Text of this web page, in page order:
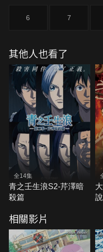
6 7
其他人也看了
全14集
青之壬生浪S2-芹澤暗
殺篇
說
相關影片